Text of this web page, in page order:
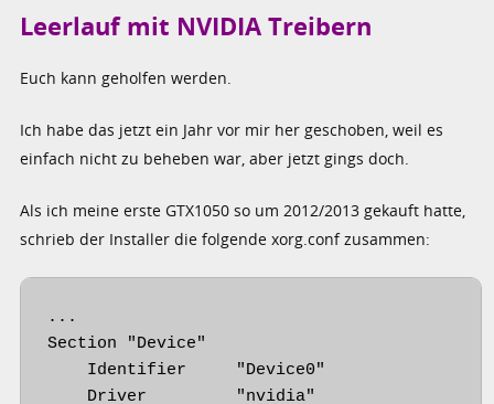
Leerlauf mit NVIDIA Treibern
Euch kann geholfen werden.
Ich habe das jetzt ein Jahr vor mir her geschoben, weil es
einfach nicht zu beheben war, aber jetzt gings doch.
Als ich meine erste GTX1050 so um 2012/2013 gekauft hatte,
schrieb der Installer die folgende xorg.conf zusammen:
...
Section "Device"
    Identifier     "Device0"
    Driver         "nvidia"